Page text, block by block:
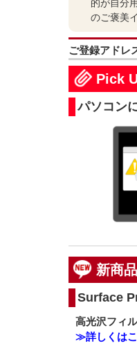
的が自分
のご褒美
ご登録アドレ
Pick
パソコン
新商
Surface
高光沢フィ
≫詳しくは